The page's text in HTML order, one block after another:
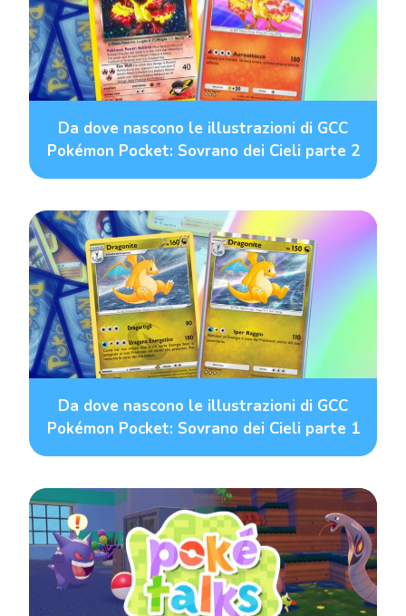
Da dove nascono le illustrazioni di GCC
Pokémon Pocket: Sovrano dei Cieli parte 2
Da dove nascono le illustrazioni di GCC
Pokémon Pocket: Sovrano dei Cieli parte 1